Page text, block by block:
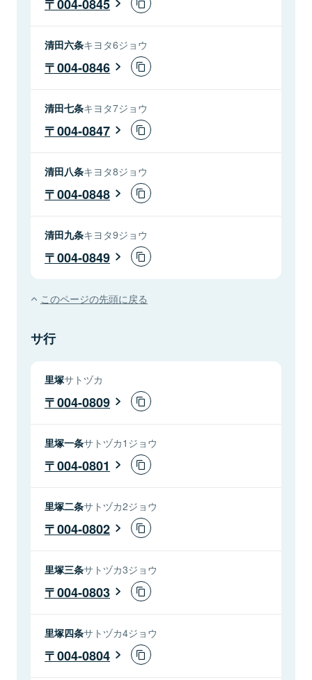
004-0845
清田六条キヨタ6ジョウ
004-0846
清田七条キヨタ7ジョウ
004-0847
清田八条キヨタ8ジョウ
004-0848
清田九条キヨタ9ジョウ
004-0849
このページの先頭に戻る
サ行
里塚サトヅカ
004-0809
里塚一条サトヅカ1ジョウ
004-0801
里塚二条サトヅカ2ジョウ
004-0802
里塚三条サトヅカ3ジョウ
004-0803
里塚四条サトヅカ4ジョウ
004-0804